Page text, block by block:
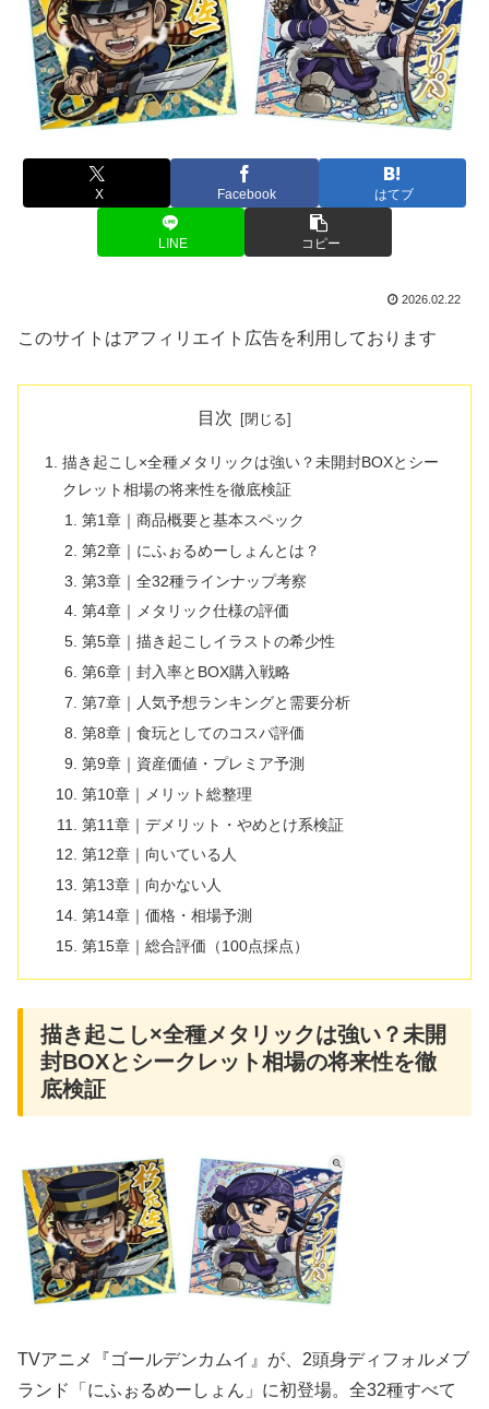
X Facebook はてブ
LINE コピー
2026.02.22
このサイトはアフィリエイト広告を利用しております
目次
描き起こし×全種メタリックは強い？未開封BOXとシー
クレット相場の将来性を徹底検証
第1章｜商品概要と基本スペック
第2章｜にふぉるめーしょんとは？
第3章｜全32種ラインナップ考察
第4章｜メタリック仕様の評価
第5章｜描き起こしイラストの希少性
第6章｜封入率とBOX購入戦略
第7章｜人気予想ランキングと需要分析
第8章｜食玩としてのコスパ評価
第9章｜資産価値・プレミア予測
第10章｜メリット総整理
第11章｜デメリット・やめとけ系検証
第12章｜向いている人
第13章｜向かない人
第14章｜価格・相場予測
第15章｜総合評価（100点採点）
描き起こし×全種メタリックは強い？未開
封BOXとシークレット相場の将来性を徹
底検証
TVアニメ『ゴールデンカムイ』が、2頭身ディフォルメブ
ランド「にふぉるめーしょん」に初登場。全32種すべて